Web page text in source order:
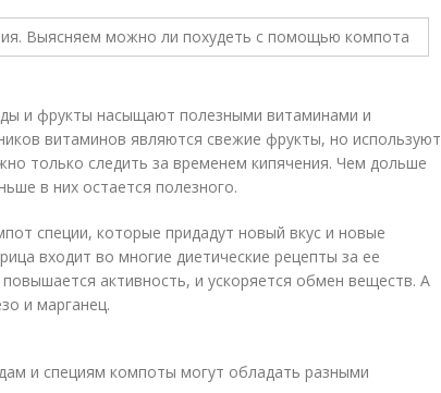
и фрукты насыщают полезными витаминами и
витаминов являются свежие фрукты, но используют
только следить за временем кипячения. Чем дольше
в них остается полезного.
специи, которые придадут новый вкус и новые
входит во многие диетические рецепты за ее
активность, и ускоряется обмен веществ. А
и марганец.
и специям компоты могут обладать разными